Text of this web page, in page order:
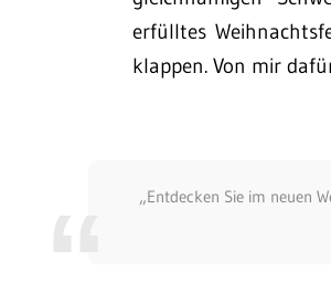
erfülltes
klappen. Von mir
„Entdecken Sie im neuen